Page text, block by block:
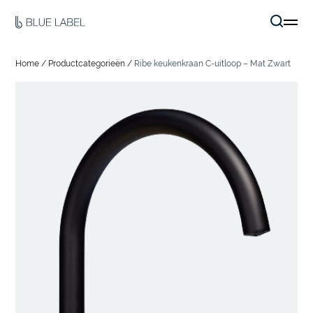
Home / Productcategorieën / Ribe keukenkraan C-uitloop – Mat Zwart